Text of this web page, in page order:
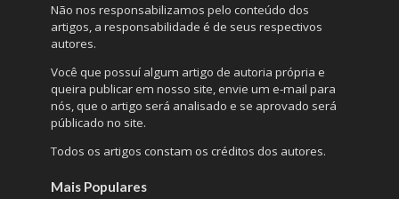
Não nos responsabilizamos pelo conteúdo dos
artigos, a responsabilidade é de seus respectivos
autores.
Você que possuí algum artigo de autoria própria e
queira publicar em nosso site, envie um e-mail para
nós, que o artigo será analisado e se aprovado será
públicado no site.
Todos os artigos constam os créditos dos autores.
Mais Populares